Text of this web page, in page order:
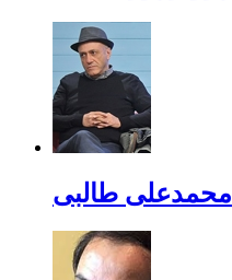
محمدعلی طالبی